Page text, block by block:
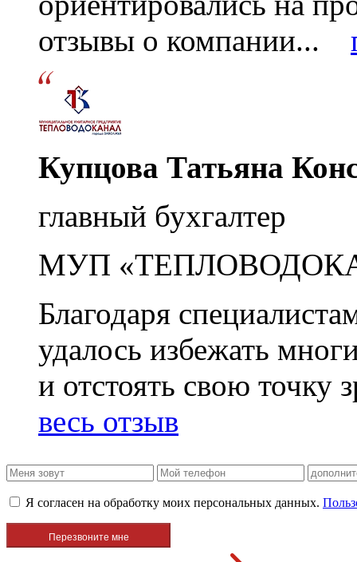
отзывы о компании...
Купцова Татьяна
главный бухгалтер
МУП
Благодаря
удалось избежать
и отстоять свою
весь отзыв
Я согласен на обработку моих персональных данных.